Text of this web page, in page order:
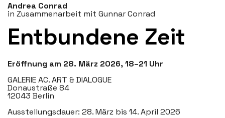
Andrea Conrad
in Zusammenarbeit mit Gunnar Conrad
Entbundene Zeit
Eröffnung am 28. März 2026, 18–21 Uhr
GALERIE AC. ART & DIALOGUE
Donaustraße 84
12043 Berlin
Ausstellungsdauer: 28. März bis 14. April 2026